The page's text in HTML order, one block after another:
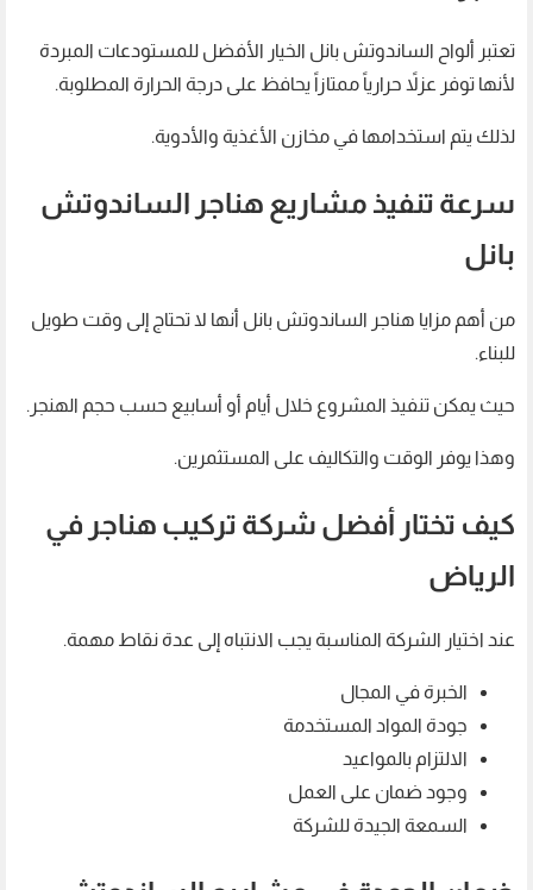
تعتبر ألواح الساندوتش بانل الخيار الأفضل للمستودعات المبردة
لأنها توفر عزلاً حرارياً ممتازاً يحافظ على درجة الحرارة المطلوبة.
لذلك يتم استخدامها في مخازن الأغذية والأدوية.
سرعة تنفيذ مشاريع هناجر الساندوتش
بانل
من أهم مزايا هناجر الساندوتش بانل أنها لا تحتاج إلى وقت طويل
للبناء.
حيث يمكن تنفيذ المشروع خلال أيام أو أسابيع حسب حجم الهنجر.
وهذا يوفر الوقت والتكاليف على المستثمرين.
كيف تختار أفضل شركة تركيب هناجر في
الرياض
عند اختيار الشركة المناسبة يجب الانتباه إلى عدة نقاط مهمة.
الخبرة في المجال
جودة المواد المستخدمة
الالتزام بالمواعيد
وجود ضمان على العمل
السمعة الجيدة للشركة